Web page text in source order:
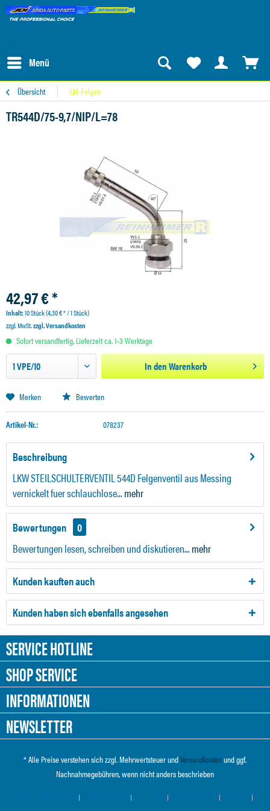
Menü
Übersicht LM-Felgen
TR544D/75-9,7/NIP/L=78
42,97 € *
Inhalt:10 Stück (4,30 € * / 1 Stück)
zzgl. MwSt.zzgl. Versandkosten
Sofort versandfertig, Lieferzeit ca. 1-3 Werktage
In denWarenkorb
Merken Bewerten
Artikel-Nr.: 078237
Beschreibung
LKW STEILSCHULTERVENTIL 544D Felgenventil aus Messing
vernickelt fuer schlauchlose...mehr
Bewertungen
0
Bewertungen lesen, schreiben und diskutieren...mehr
Kunden kauften auch
Kunden haben sich ebenfalls angesehen
SERVICE HOTLINE
SHOP SERVICE
INFORMATIONEN
NEWSLETTER
* Alle Preise verstehen sich zzgl. Mehrwertsteuer undVersandkostenund ggf.
Nachnahmegebühren, wenn nicht anders beschrieben